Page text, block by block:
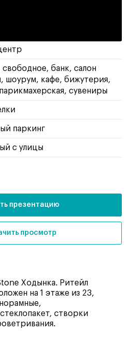
свободное банк
салон
шоурум кафе бижутерия
парикмахерская сувениры
паркинг
с улицы
презентацию
просмотр
Ходынка. Ритейл
на 1 этаже из 23,
створки